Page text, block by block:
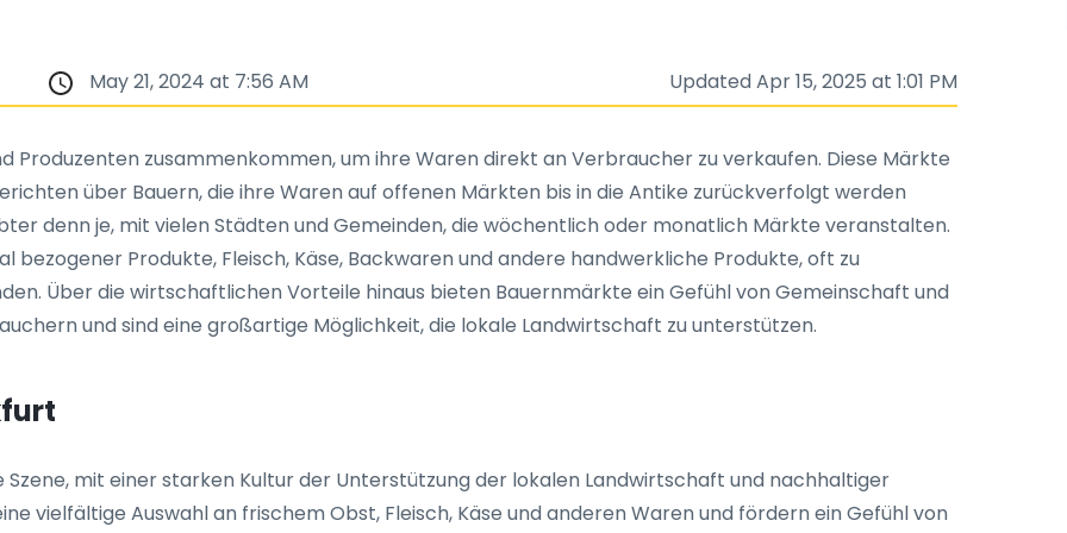
May 21, 2024 at 7:56 AM Updated Apr 15, 2025 at 1:01 PM
Produzenten zusammenkommen, um ihre Waren direkt an Verbraucher zu verkaufen. Diese Märkte
über Bauern, die ihre Waren auf offenen Märkten bis in die Antike zurückverfolgt werden
denn je, mit vielen Städten und Gemeinden, die wöchentlich oder monatlich Märkte veranstalten.
bezogener Produkte, Fleisch, Käse, Backwaren und andere handwerkliche Produkte, oft zu
Über die wirtschaftlichen Vorteile hinaus bieten Bauernmärkte ein Gefühl von Gemeinschaft und
und sind eine großartige Möglichkeit, die lokale Landwirtschaft zu unterstützen.
mit einer starken Kultur der Unterstützung der lokalen Landwirtschaft und nachhaltiger
vielfältige Auswahl an frischem Obst, Fleisch, Käse und anderen Waren und fördern ein Gefühl von